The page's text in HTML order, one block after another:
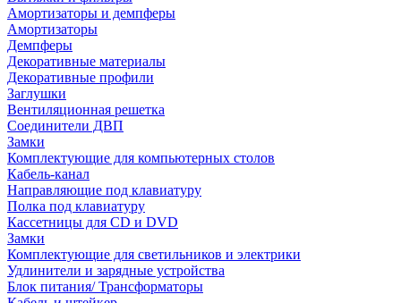
Амортизаторы и демпферы
Амортизаторы
Демпферы
Декоративные материалы
Декоративные профили
Заглушки
Вентиляционная решетка
Соединители ДВП
Замки
Комплектующие для компьютерных столов
Кабель-канал
Направляющие под клавиатуру
Полка под клавиатуру
Кассетницы для CD и DVD
Замки
Комплектующие для светильников и электрики
Удлинители и зарядные устройства
Блок питания/ Трансформаторы